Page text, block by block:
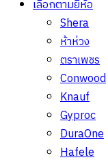
เลือกตามยี่ห้อ
Shera
ห้าห่วง
ตราเพชร
Conwood
Knauf
Gyproc
DuraOne
Hafele